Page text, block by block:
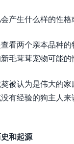
产生什么样的性格
看两个亲本品种
毛茸茸宠物可能的
被认为是伟大的
有经验的狗主人
和起源